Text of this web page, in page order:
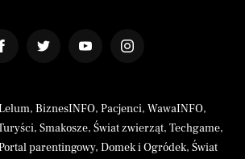
, BiznesINFO, Pacjenci, WawaINFO,
, Smakosze, Świat zwierząt, Techgame,
parentingowy, Domek i Ogródek, Świat